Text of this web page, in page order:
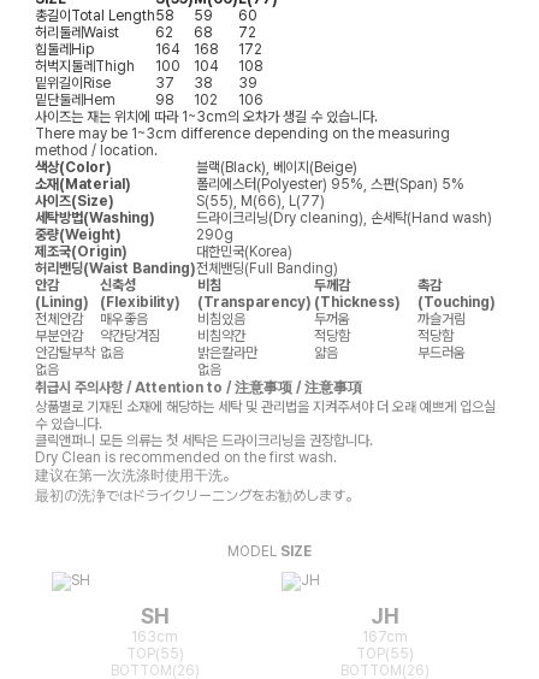
총길이Total Length58 59
60
허리둘레Waist 62 68
72
힙둘레Hip 164 168
172
허벅지둘레Thigh 100 104
108
밑위길이Rise 37 38
39
밑단둘레Hem 98 102
106
사이즈는 재는 위치에 따라 1~3cm의 오차가 생길 수 있습니다.
There may be 1~3cm difference depending on the measuring
method / location.
색상(Color)
블랙(Black), 베이지(Beige)
소재(Material)
폴리에스터(Polyester) 95%, 스판(Span) 5%
사이즈(Size)
S(55), M(66), L(77)
세탁방법(Washing)
드라이크리닝(Dry cleaning), 손세탁(Hand wash)
중량(Weight)
290g
제조국(Origin)
대한민국(Korea)
허리밴딩(Waist Banding)전체밴딩(Full Banding)
안감
(Lining)
신축성
(Flexibility)
비침
(Transparency)
두께감
(Thickness)
촉감
(Touching)
전체안감
매우좋음 비침있음 두꺼움
까슬거림
부분안감
약간당겨짐 비침약간 적당함
적당함
안감탈부착 없음 밝은칼라만 얇음
부드러움
없음
없음
취급시 주의사항 / Attention to / 注意事项 / 注意事項
상품별로 기재된 소재에 해당하는 세탁 및 관리법을 지켜주셔야 더 오래 예쁘게 입으실
수 있습니다.
클릭앤퍼니 모든 의류는 첫 세탁은 드라이크리닝을 권장합니다.
Dry Clean is recommended on the first wash.
建议在第一次洗涤时使用干洗。
最初の洗浄ではドライクリーニングをお勧めします。
MODEL SIZE
SH
163cm
TOP(55)
BOTTOM(26)
JH
167cm
TOP(55)
BOTTOM(26)